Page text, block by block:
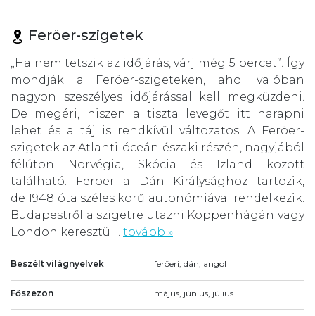
Feröer-szigetek
„Ha nem tetszik az időjárás, várj még 5 percet”. Így
mondják a Feröer-szigeteken, ahol valóban
nagyon szeszélyes időjárással kell megküzdeni.
De megéri, hiszen a tiszta levegőt itt harapni
lehet és a táj is rendkívül változatos. A Feröer-
szigetek az Atlanti-óceán északi részén, nagyjából
félúton Norvégia, Skócia és Izland között
található. Feröer a Dán Királysághoz tartozik,
de 1948 óta széles körű autonómiával rendelkezik.
Budapestről a szigetre utazni Koppenhágán vagy
London keresztül... tovább »
Beszélt világnyelvek feröeri, dán, angol
Főszezon május, június, július